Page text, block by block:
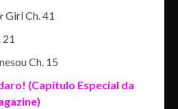
Ch. 41
21
Ch. 15
(Capítulo Especial da